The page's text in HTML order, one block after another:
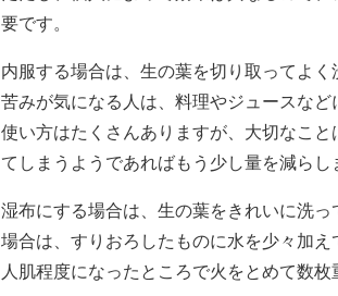
要です。
内服する場合は、生の葉を切り取ってよ
苦みが気になる人は、料理やジュースなど
使い方はたくさんありますが、大切なこ
てしまうようであればもう少し量を減らし
湿布にする場合は、生の葉をきれいに洗
場合は、すりおろしたものに水を少々加え
人肌程度になったところで火をとめて数